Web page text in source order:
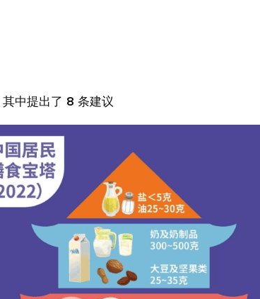
中提出了 8 条建议